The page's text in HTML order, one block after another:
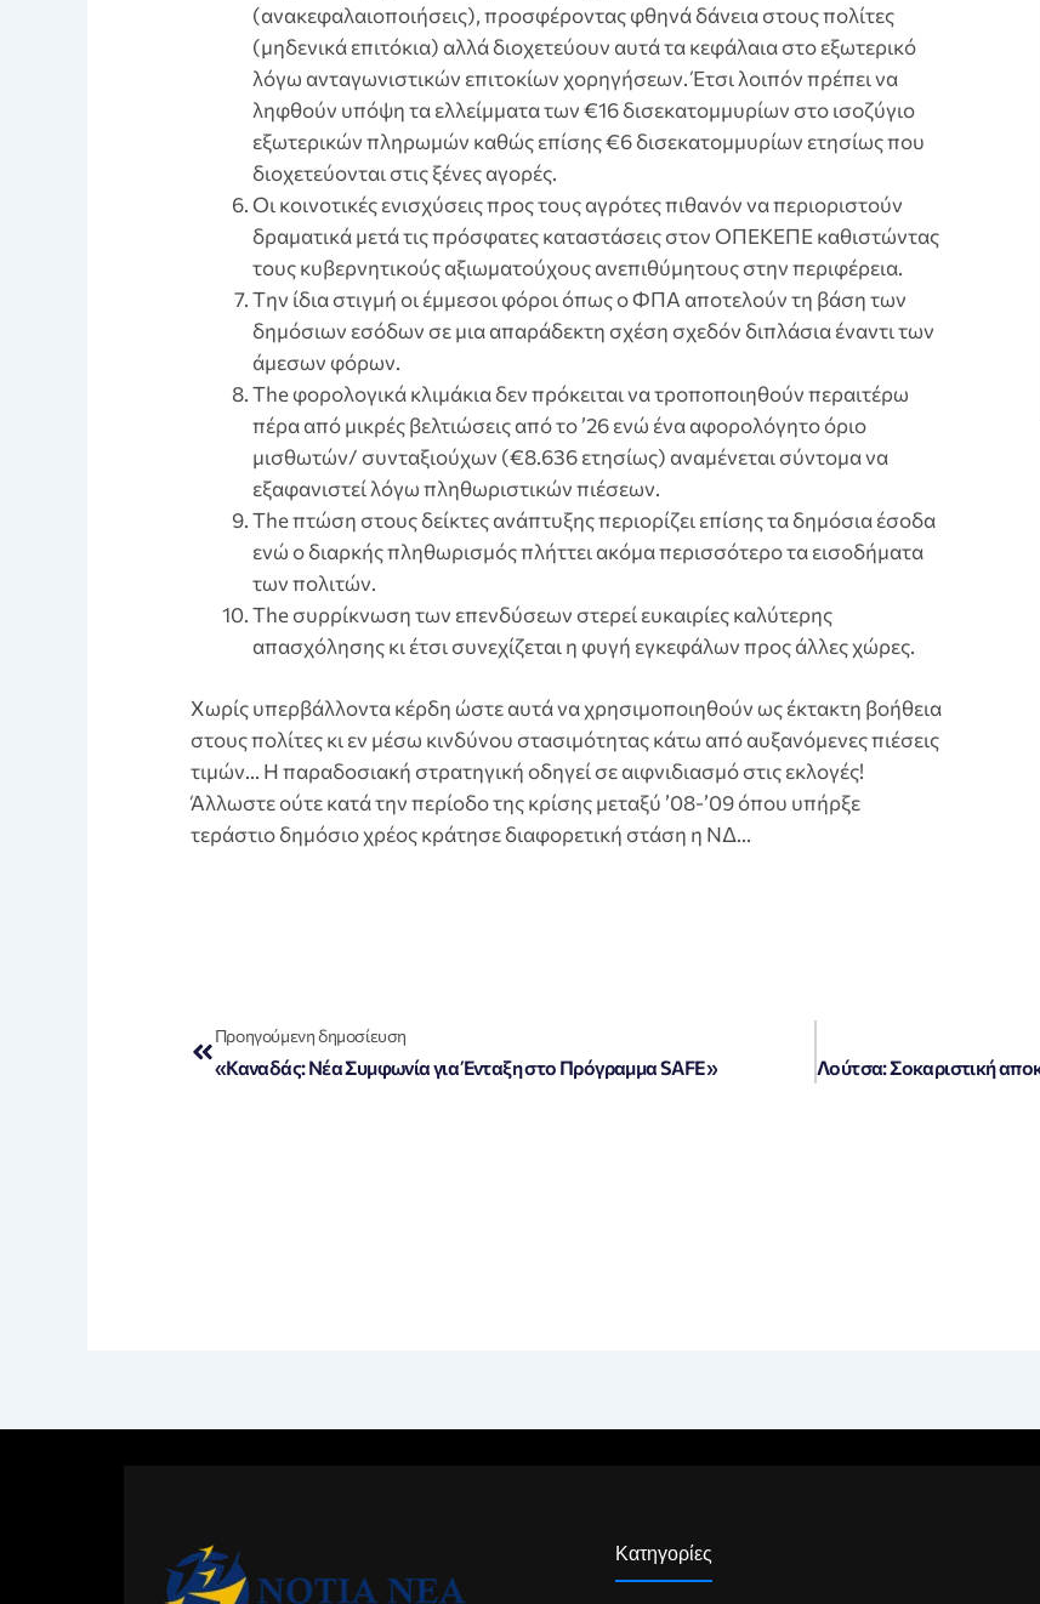
(ανακεφαλαιοποιήσεις), προσφέροντας φθηνά δάνεια στους πολίτες
(μηδενικά επιτόκια) αλλά διοχετεύουν αυτά τα κεφάλαια στο εξωτερικό
λόγω ανταγωνιστικών επιτοκίων χορηγήσεων. Έτσι λοιπόν πρέπει να
ληφθούν υπόψη τα ελλείμματα των €16 δισεκατομμυρίων στο ισοζύγιο
εξωτερικών πληρωμών καθώς επίσης €6 δισεκατομμυρίων ετησίως που
διοχετεύονται στις ξένες αγορές.
Οι κοινοτικές ενισχύσεις προς τους αγρότες πιθανόν να περιοριστούν
δραματικά μετά τις πρόσφατες καταστάσεις στον ΟΠΕΚΕΠΕ καθιστώντας
τους κυβερνητικούς αξιωματούχους ανεπιθύμητους στην περιφέρεια.
Tην ίδια στιγμή οι έμμεσοι φόροι όπως ο ΦΠΑ αποτελούν τη βάση των
δημόσιων εσόδων σε μια απαράδεκτη σχέση σχεδόν διπλάσια έναντι των
άμεσων φόρων.
The φορολογικά κλιμάκια δεν πρόκειται να τροποποιηθούν περαιτέρω
πέρα από μικρές βελτιώσεις από το ’26 ενώ ένα αφορολόγητο όριο
μισθωτών/ συνταξιούχων (€8.636 ετησίως) αναμένεται σύντομα να
εξαφανιστεί λόγω πληθωριστικών πιέσεων.
The πτώση στους δείκτες ανάπτυξης περιορίζει επίσης τα δημόσια έσοδα
ενώ ο διαρκής πληθωρισμός πλήττει ακόμα περισσότερο τα εισοδήματα
των πολιτών.
The συρρίκνωση των επενδύσεων στερεί ευκαιρίες καλύτερης
απασχόλησης κι έτσι συνεχίζεται η φυγή εγκεφάλων προς άλλες χώρες.
Xωρίς υπερβάλλοντα κέρδη ώστε αυτά να χρησιμοποιηθούν ως έκτακτη βοήθεια
στους πολίτες κι εν μέσω κινδύνου στασιμότητας κάτω από αυξανόμενες πιέσεις
τιμών… Η παραδοσιακή στρατηγική οδηγεί σε αιφνιδιασμό στις εκλογές!
Άλλωστε ούτε κατά την περίοδο της κρίσης μεταξύ ’08-’09 όπου υπήρξε
τεράστιο δημόσιο χρέος κράτησε διαφορετική στάση η ΝΔ…
Προηγούμενη δημοσίευση
«Καναδάς: Νέα Συμφωνία για Ένταξη στο Πρόγραμμα SAFE»
Κατηγορίες